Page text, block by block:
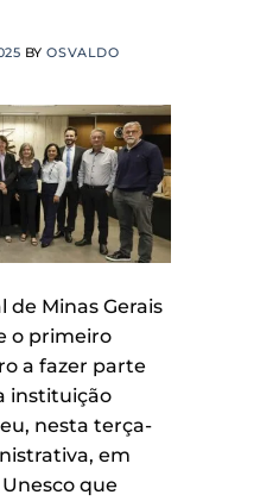
BYOSVALDO
de Minas Gerais
o primeiro
a fazer parte
instituição
nesta terça-
em
que